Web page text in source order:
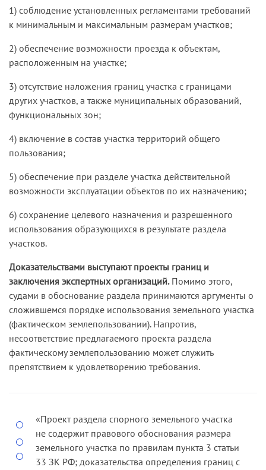
1) соблюдение установленных регламентами требований
к минимальным и максимальным размерам участков;
2) обеспечение возможности проезда к объектам,
расположенным на участке;
3) отсутствие наложения границ участка с границами
других участков, а также муниципальных образований,
функциональных зон;
4) включение в состав участка территорий общего
пользования;
5) обеспечение при разделе участка действительной
возможности эксплуатации объектов по их назначению;
6) сохранение целевого назначения и разрешенного
использования образующихся в результате раздела
участков.
Доказательствами выступают проекты границ и
заключения экспертных организаций.Помимо этого,
судами в обоснование раздела принимаются аргументы о
сложившемся порядке использования земельного участка
(фактическом землепользовании). Напротив,
несоответствие предлагаемого проекта раздела
фактическому землепользованию может служить
препятствием к удовлетворению требования.
«Проект раздела спорного земельного участка
не содержит правового обоснования размера
земельного участка по правилам пункта 3 статьи
33 ЗК РФ; доказательства определения границ с